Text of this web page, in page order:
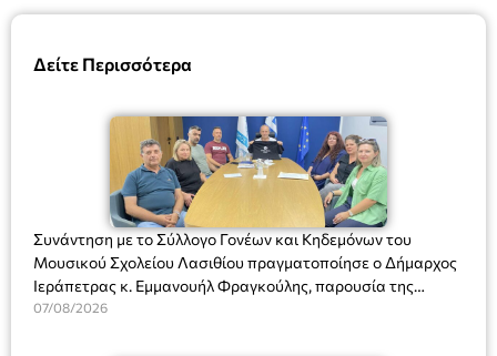
Δείτε Περισσότερα
Συνάντηση με το Σύλλογο Γονέων και Κηδεμόνων του
Μουσικού Σχολείου Λασιθίου πραγματοποίησε ο Δήμαρχος
Ιεράπετρας κ. Εμμανουήλ Φραγκούλης, παρουσία της
Διευθύντριας του σχολείου κας Μαριάννας Χαΐτα.
07/08/2026